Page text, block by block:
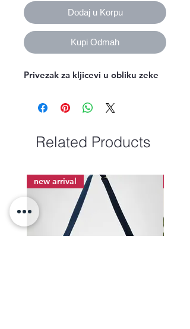
Dodaj u Korpu
Kupi Odmah
Privezak za kljicevi u obliku zeke
Related Products
new arrival